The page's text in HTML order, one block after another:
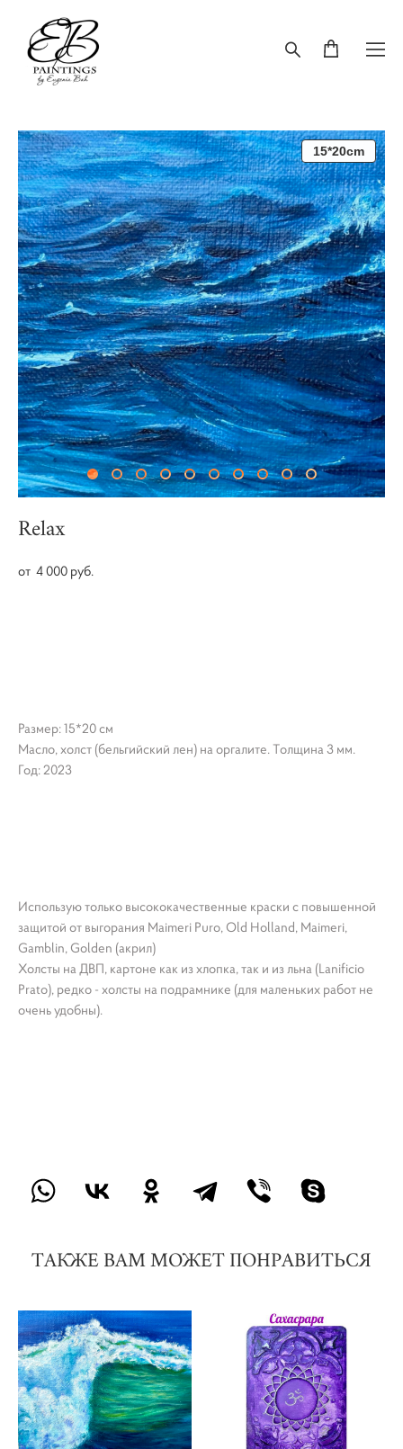
15*20cm
Relax
от 4 000 pуб.
Размер: 15*20 см
Масло, холст (бельгийский лен) на оргалите. Толщина 3 мм.
Год: 2023
Использую только высококачественные краски с повышенной
защитой от выгорания Maimeri Puro, Old Holland, Maimeri,
Gamblin, Golden (акрил)
Холсты на ДВП, картоне как из хлопка, так и из льна (Lanificio
Prato), редко - холсты на подрамнике (для маленьких работ не
очень удобны).
ТАКЖЕ ВАМ МОЖЕТ ПОНРАВИТЬСЯ